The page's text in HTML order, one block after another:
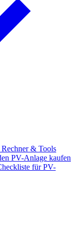
Rechner & Tools
PV-Anlage kaufen
für PV-